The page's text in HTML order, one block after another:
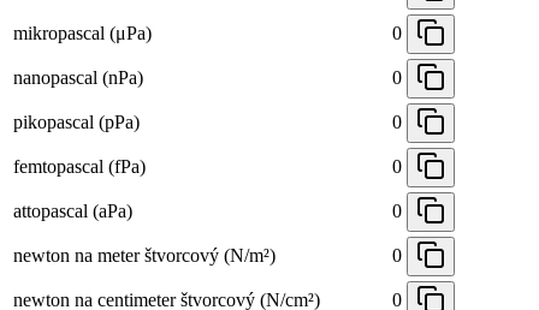
mikropascal (μPa) 0
nanopascal (nPa) 0
pikopascal (pPa) 0
femtopascal (fPa) 0
attopascal (aPa) 0
newton na meter štvorcový (N/m²) 0
newton na centimeter štvorcový (N/cm²) 0